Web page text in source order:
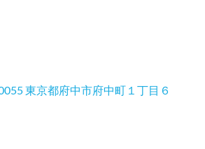
東京都府中市府中町１丁目６